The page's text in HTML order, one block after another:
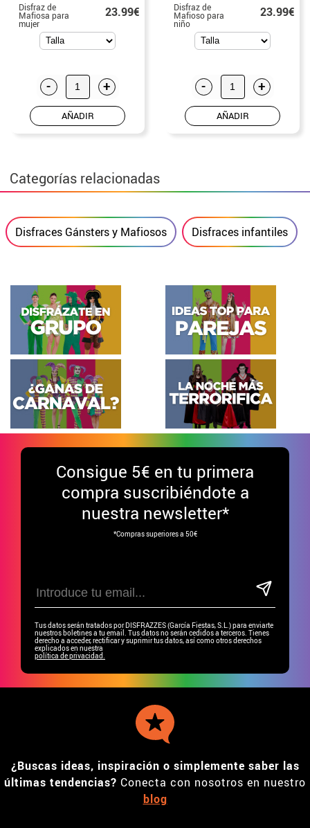
Disfraz de
Mafiosa para
mujer
23.99€
- +
AÑADIR
Disfraz de
Mafioso para
niño
23.99€
- +
AÑADIR
Categorías relacionadas
Disfraces Gánsters y Mafiosos Disfraces infantiles
Consigue 5€ en tu primera
compra suscribiéndote a
nuestra newsletter*
*Compras superiores a 50€
Tus datos serán tratados por DISFRAZZES (García Fiestas, S.L.) para enviarte
nuestros boletines a tu email. Tus datos no serán cedidos a terceros. Tienes
derecho a acceder, rectificar y suprimir tus datos, así como otros derechos
explicados en nuestra
política de privacidad.
¿Buscas ideas, inspiración o simplemente saber las
últimas tendencias? Conecta con nosotros en nuestro
blog